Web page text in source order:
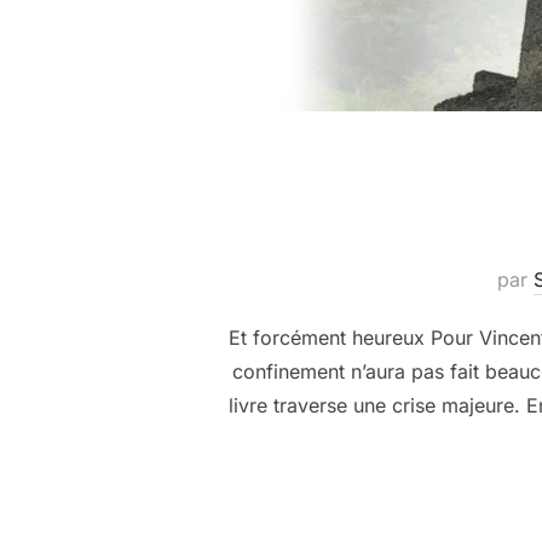
par
Et forcément heureux Pour
confinement n’aura pas fait
livre traverse une crise majeure.